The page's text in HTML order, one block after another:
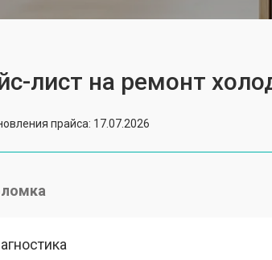
лист на ремонт
прайса: 17.07.2026